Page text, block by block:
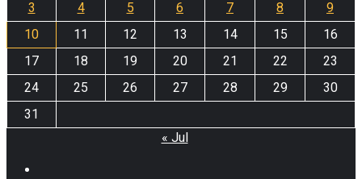
3
4 5 6 7 8
9
10
11 12 13 14 15
16
17
18 19 20 21 22
23
24
25 26 27 28 29
30
31
« Jul